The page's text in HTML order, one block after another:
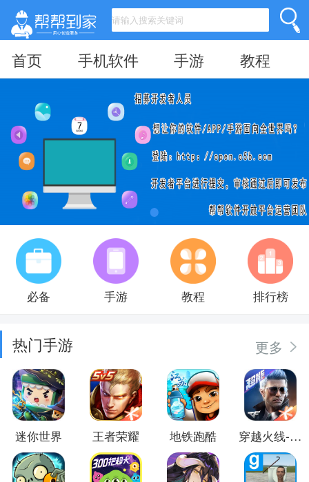
首页 手机软件 手游 教程
必备 手游 教程 排行榜
热门手游 更多
迷你世界 王者荣耀 地铁跑酷 穿越火线-枪战王者